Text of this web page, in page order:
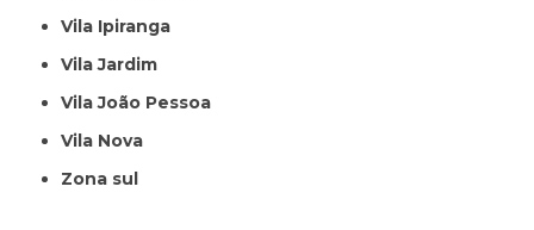
Vila Ipiranga
Vila Jardim
Vila João Pessoa
Vila Nova
Zona sul